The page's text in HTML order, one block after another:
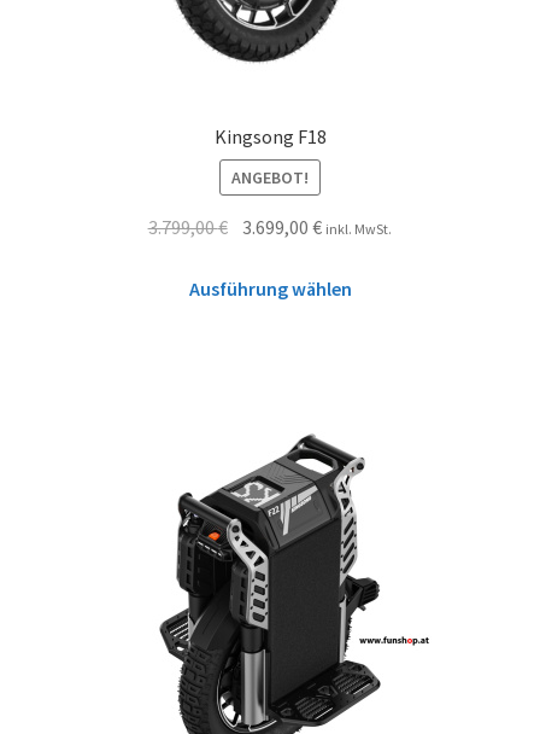
Kingsong F18
ANGEBOT!
3.799,00€ 3.699,00€ inkl. MwSt.
Ausführung wählen